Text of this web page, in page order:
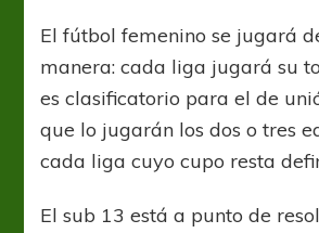
El fútbol femenino se jugará
manera: cada liga jugará su
es clasificatorio para el de
que lo jugarán los dos o tres
cada liga cuyo cupo resta
El sub 13 está a punto de